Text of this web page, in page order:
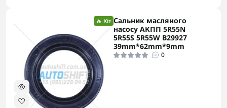
🔥 Хіт Сальник масляного
насосу АКПП 5R55N
5R55S 5R55W B29927
39mm*62mm*9mm
0